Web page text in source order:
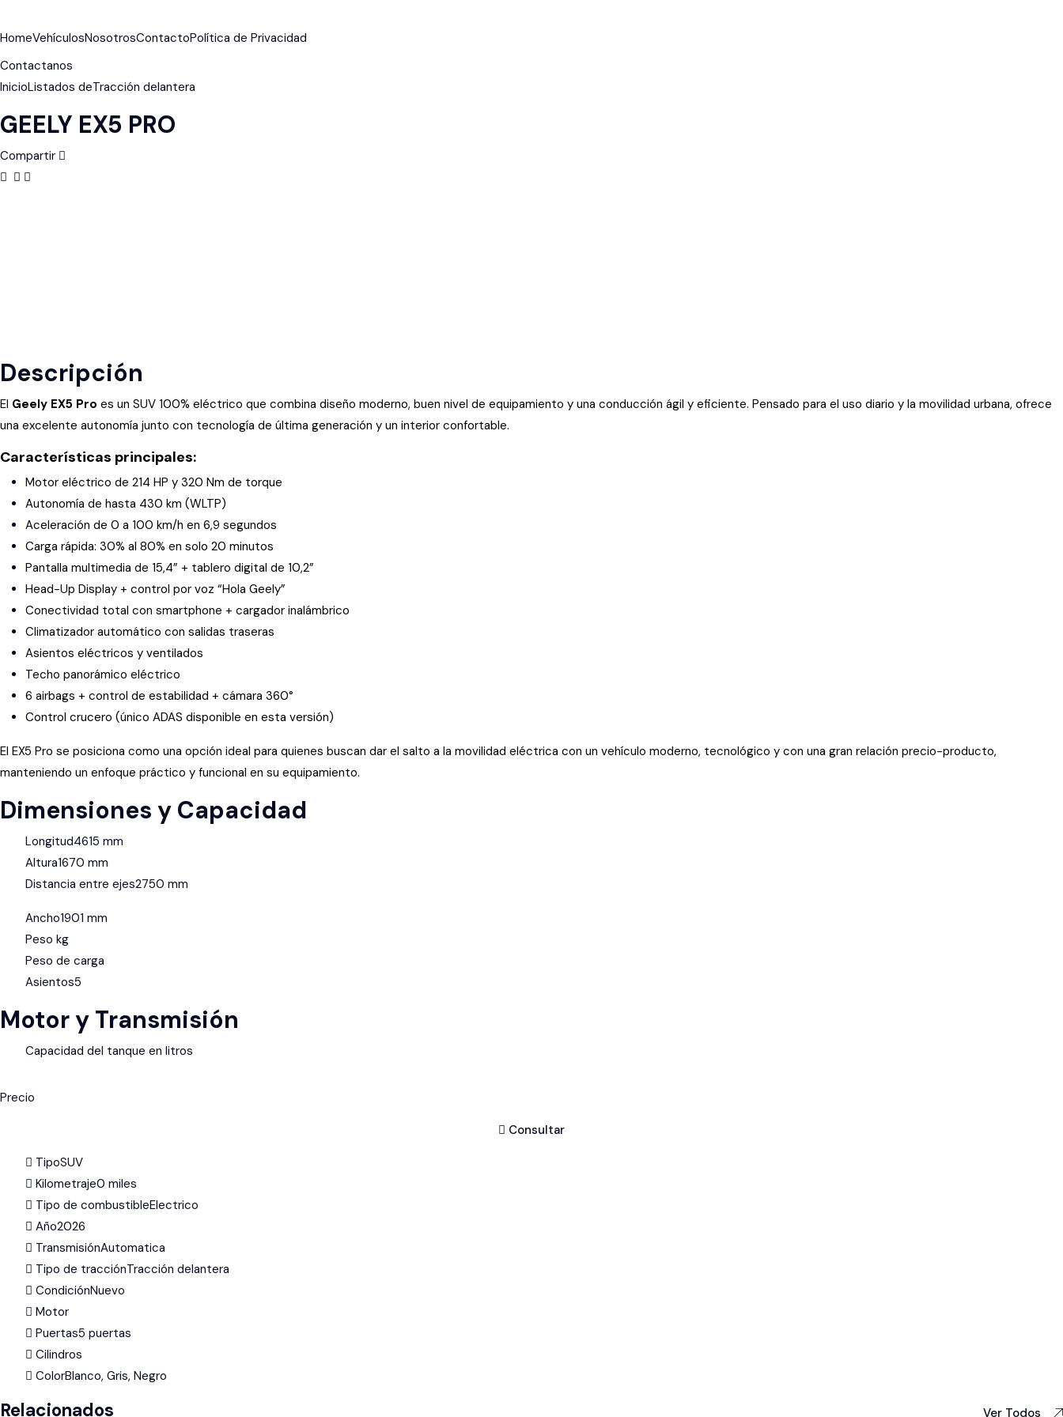
HomeVehículosNosotrosContactoPolítica de Privacidad
Contactanos
InicioListados deTracción delantera
GEELY EX5 PRO
Compartir
Descripción
El Geely EX5 Pro es un SUV 100% eléctrico que combina diseño moderno, buen nivel de equipamiento y una conducción ágil y eficiente. Pensado para el uso diario y la movilidad urbana, ofrece
una excelente autonomía junto con tecnología de última generación y un interior confortable.
Características principales:
Motor eléctrico de 214 HP y 320 Nm de torque
Autonomía de hasta 430 km (WLTP)
Aceleración de 0 a 100 km/h en 6,9 segundos
Carga rápida: 30% al 80% en solo 20 minutos
Pantalla multimedia de 15,4” + tablero digital de 10,2”
Head-Up Display + control por voz “Hola Geely”
Conectividad total con smartphone + cargador inalámbrico
Climatizador automático con salidas traseras
Asientos eléctricos y ventilados
Techo panorámico eléctrico
6 airbags + control de estabilidad + cámara 360°
Control crucero (único ADAS disponible en esta versión)
El EX5 Pro se posiciona como una opción ideal para quienes buscan dar el salto a la movilidad eléctrica con un vehículo moderno, tecnológico y con una gran relación precio-producto,
manteniendo un enfoque práctico y funcional en su equipamiento.
Dimensiones y Capacidad
Longitud4615 mm
Altura1670 mm
Distancia entre ejes2750 mm
Ancho1901 mm
Peso kg
Peso de carga
Asientos5
Motor y Transmisión
Capacidad del tanque en litros
Precio
Consultar
TipoSUV
Kilometraje0 miles
Tipo de combustibleElectrico
Año2026
TransmisiónAutomatica
Tipo de tracciónTracción delantera
CondiciónNuevo
Motor
Puertas5 puertas
Cilindros
ColorBlanco, Gris, Negro
Relacionados Ver Todos